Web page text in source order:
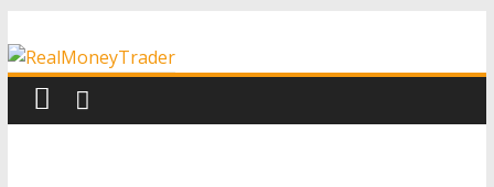
Inhalt
springen
RealMoneyTrader
Echtgeld-
Trading